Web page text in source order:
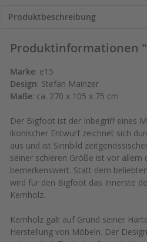
Produktbeschreibung
Produktinformationen
Marke: e15
Design: Stefan Mainzer
Maße: ca. 270 x 105 x 75 cm
Der Bigfoot ist der Inbegriff eines
ikonischer Entwurf zeichnet sich
aus und ist Sinnbild
seiner schieren Größe ist vor allem
bemerkenswert. Statt dem
wird für den Bigfoot das Innerste
Kernholz.
Kernholz galt auf Grund seiner
Herstellung von Möbeln. Der